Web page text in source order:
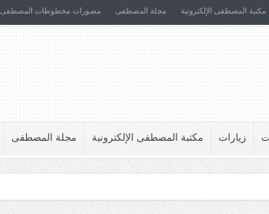
مكتبة المصطفى الإلكترونية مجلة المصطفى مصورات مخطوطات المصطفى
زيارات مكتبة المصطفى الإلكترونية مجلة المصطفى